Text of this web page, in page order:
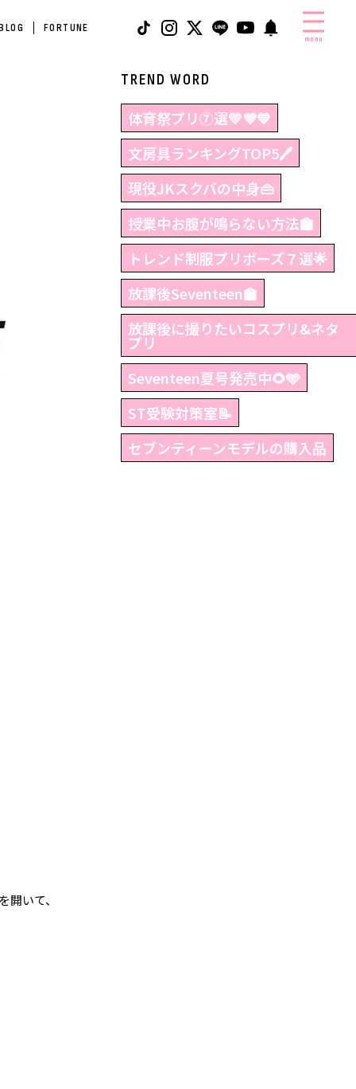
FORTUNE
menu
いて、
TREND WORD
体育祭プリ⑦選💛💜💙
文房具ランキングTOP5🖊
現役JKスクバの中身👜
授業中お腹が鳴らない方法🏫
トレンド制服プリポーズ７選🌟
放課後Seventeen🏫
放課後に撮りたいコスプリ&ネタ
プリ
Seventeen夏号発売中🌻🩵
ST受験対策室📝
セブンティーンモデルの購入品